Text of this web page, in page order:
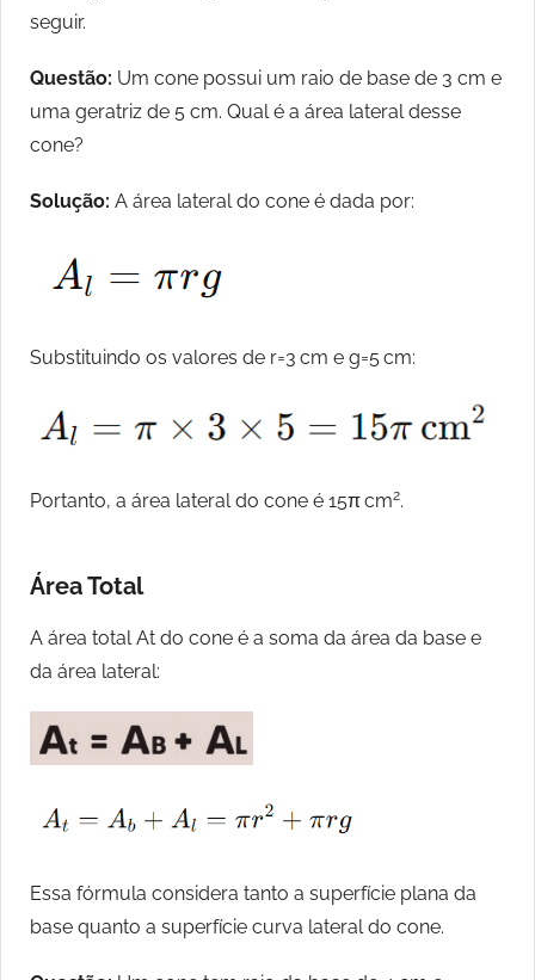
seguir.
Questão: Um cone possui um raio de base de 3 cm e
uma geratriz de 5 cm. Qual é a área lateral desse
cone?
Solução: A área lateral do cone é dada por:
Substituindo os valores de r=3 cm e g=5 cm:
Portanto, a área lateral do cone é 15π cm2.
Área Total
A área total At do cone é a soma da área da base e
da área lateral:
Essa fórmula considera tanto a superfície plana da
base quanto a superfície curva lateral do cone.